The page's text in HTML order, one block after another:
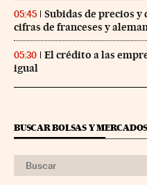
05:45
Subidas de precios
cifras de franceses y
05:30
El crédito a las
igual
BUSCAR BOLSAS Y MERCADOS